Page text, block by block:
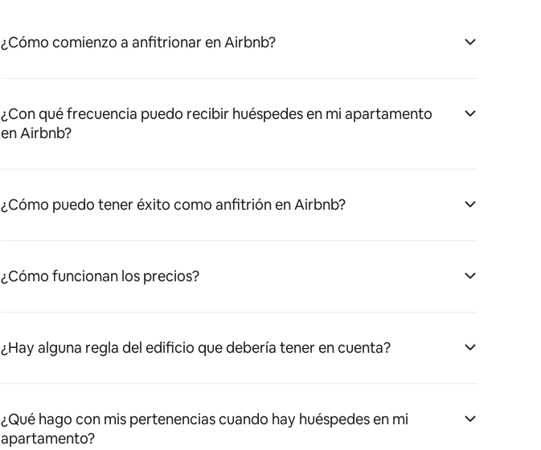
¿Cómo comienzo a anfitrionar en Airbnb?
¿Con qué frecuencia puedo recibir huéspedes en mi apartamento
en Airbnb?
¿Cómo puedo tener éxito como anfitrión en Airbnb?
¿Cómo funcionan los precios?
¿Hay alguna regla del edificio que debería tener en cuenta?
¿Qué hago con mis pertenencias cuando hay huéspedes en mi
apartamento?